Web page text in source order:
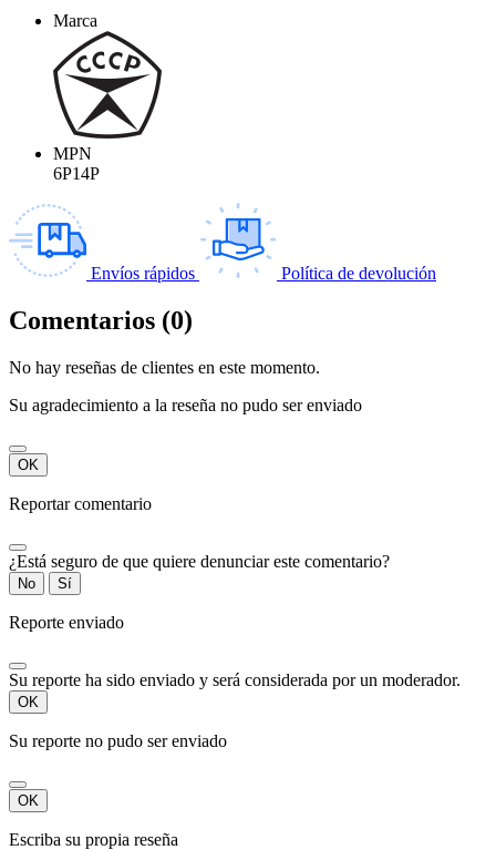
Marca
MPN
6P14P
Envíos rápidos Política de devolución
Comentarios (0)
No hay reseñas de clientes en este momento.
Su agradecimiento a la reseña no pudo ser enviado
OK
Reportar comentario
¿Está seguro de que quiere denunciar este comentario?
No Sí
Reporte enviado
Su reporte ha sido enviado y será considerada por un moderador.
OK
Su reporte no pudo ser enviado
OK
Escriba su propia reseña